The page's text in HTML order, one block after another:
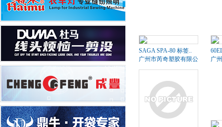
SAGA SPA-80 标签..
广州市芮奇塑胶有限公司
广